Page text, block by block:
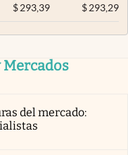
$ 293,39 $293,29
Mercados
del mercado: